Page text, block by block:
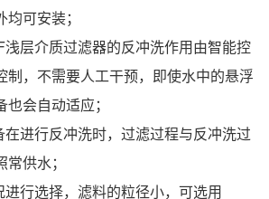
可安装；
层介质过滤器的反冲洗作用由智能控
制，不需要人工干预，即使水中的悬浮
会自动适应；
进行反冲洗时，过滤过程与反冲洗过
供水；
行选择，滤料的粒径小，可选用